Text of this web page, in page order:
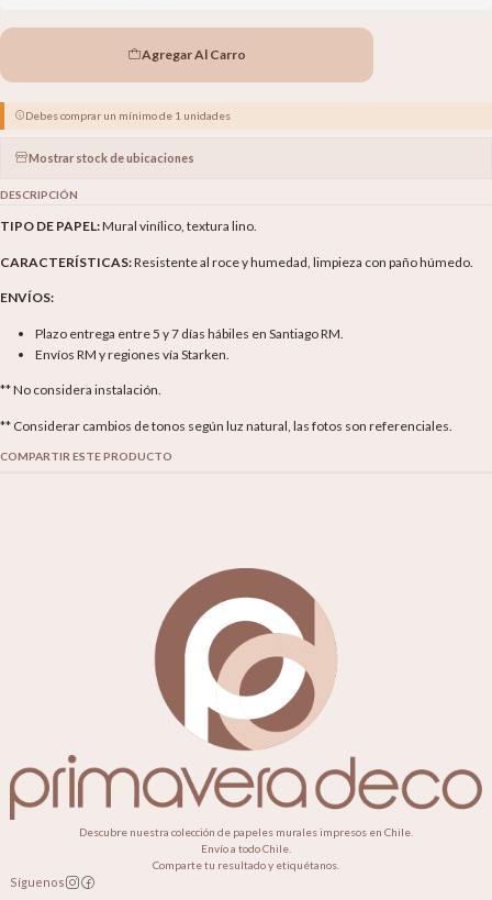
Agregar Al Carro
Debes comprar un mínimo de 1 unidades
Mostrar stock de ubicaciones
DESCRIPCIÓN
TIPO DE PAPEL:Mural vinílico, textura lino.
CARACTERÍSTICAS:Resistente al roce y humedad, limpieza con paño húmedo.
ENVÍOS:
Plazo entrega entre 5 y 7 días hábiles en Santiago RM.
Envíos RM y regiones vía Starken.
** No considera instalación.
** Considerar cambios de tonos según luz natural, las fotos son referenciales.
COMPARTIR ESTE PRODUCTO
Descubre nuestra colección de papeles murales impresos en Chile.
Envío a todo Chile.
Comparte tu resultado y etiquétanos.
Síguenos